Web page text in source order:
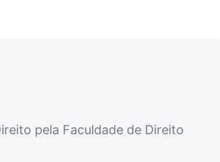
pela Faculdade de Direito